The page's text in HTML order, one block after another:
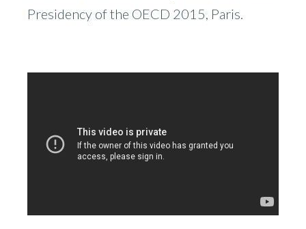
Presidency of the OECD 2015, Paris.